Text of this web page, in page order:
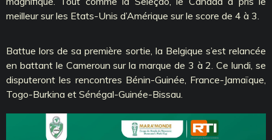
meilleur sur les Etats-Unis d’Amérique sur le score de 4 à 3.
Battue lors de sa première sortie, la Belgique s’est relancée
en battant le Cameroun sur la marque de 3 à 2. Ce lundi, se
disputeront les rencontres Bénin-Guinée, France-Jamaïque,
Togo-Burkina et Sénégal-Guinée-Bissau.